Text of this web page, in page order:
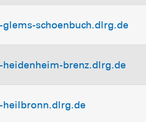
glems-schoenbuch.dlrg.de
heidenheim-brenz.dlrg.de
heilbronn.dlrg.de